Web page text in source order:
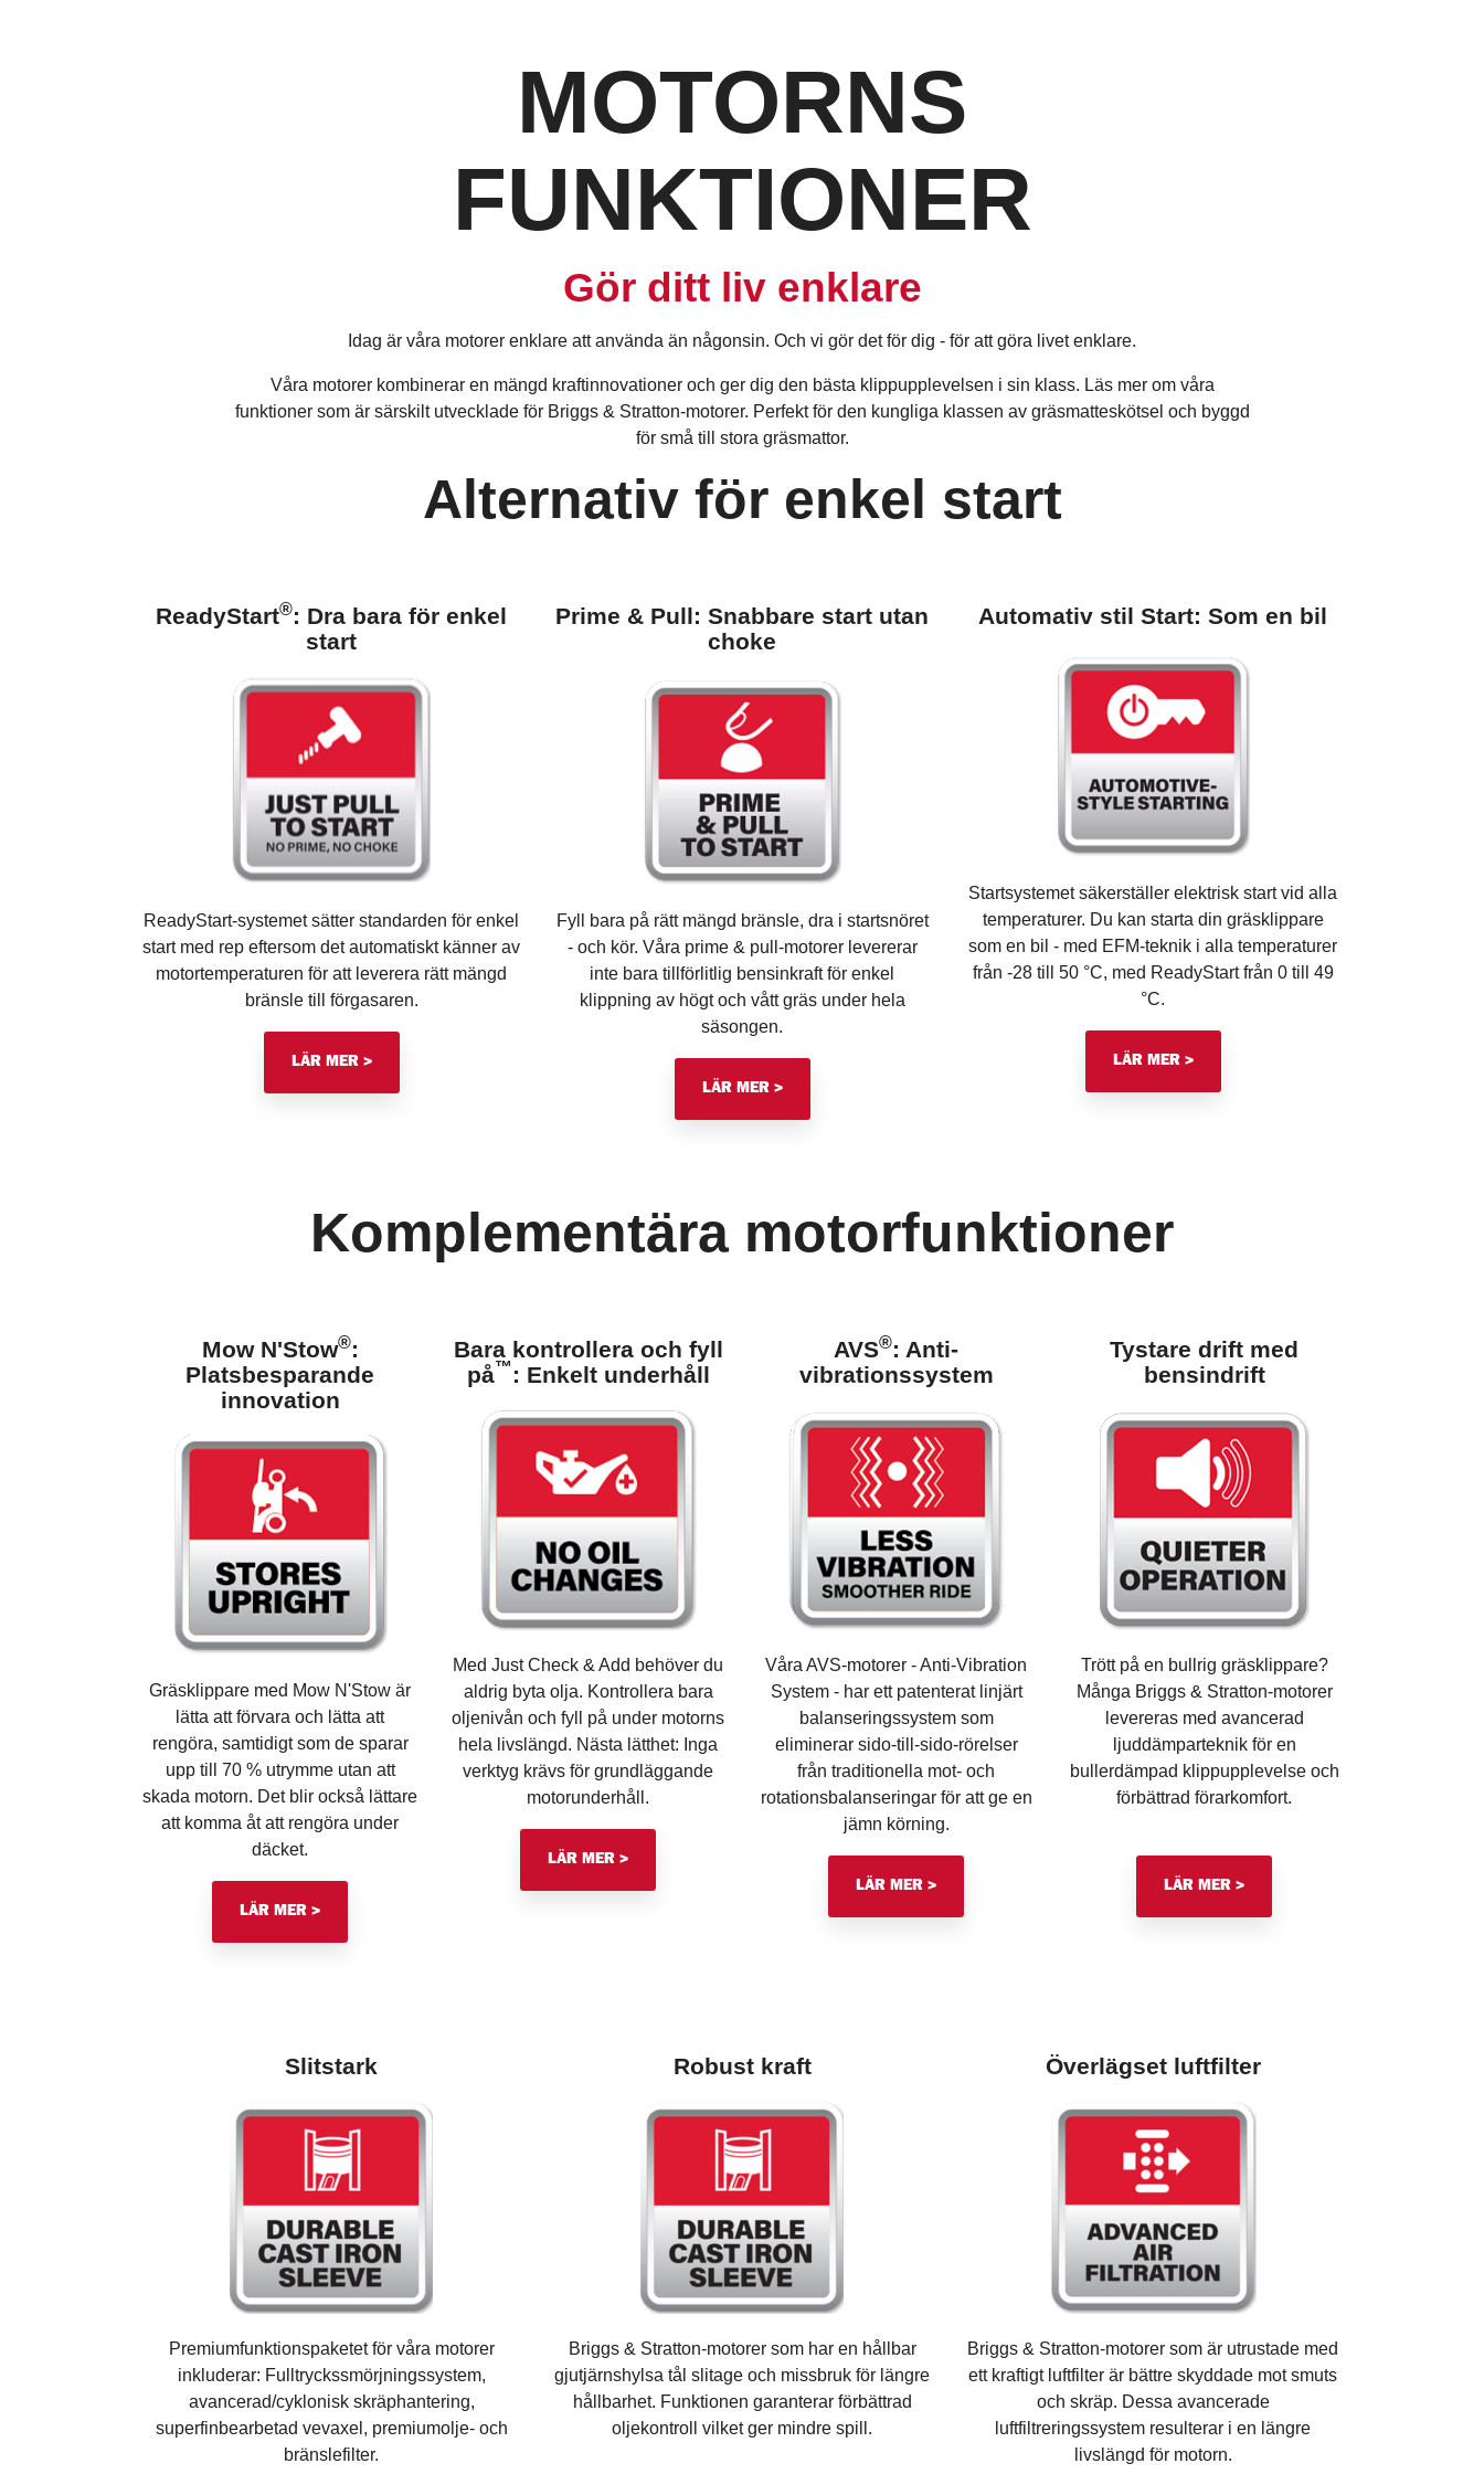
MOTORNS
FUNKTIONER
Gör ditt liv enklare
Idag är våra motorer enklare att använda än någonsin. Och vi gör det för dig - för att göra livet enklare.
Våra motorer kombinerar en mängd kraftinnovationer och ger dig den bästa klippupplevelsen i sin klass. Läs mer om våra
funktioner som är särskilt utvecklade för Briggs & Stratton-motorer. Perfekt för den kungliga klassen av gräsmatteskötsel och byggd
för små till stora gräsmattor.
Alternativ för enkel start
ReadyStart®: Dra bara för enkel
start
ReadyStart-systemet sätter standarden för enkel
start med rep eftersom det automatiskt känner av
motortemperaturen för att leverera rätt mängd
bränsle till förgasaren.
LÄR MER >
Prime & Pull: Snabbare start utan
choke
Fyll bara på rätt mängd bränsle, dra i startsnöret
- och kör. Våra prime & pull-motorer levererar
inte bara tillförlitlig bensinkraft för enkel
klippning av högt och vått gräs under hela
säsongen.
LÄR MER >
Automativ stil Start: Som en bil
Startsystemet säkerställer elektrisk start vid alla
temperaturer. Du kan starta din gräsklippare
som en bil - med EFM-teknik i alla temperaturer
från -28 till 50 °C, med ReadyStart från 0 till 49
°C.
LÄR MER >
Komplementära motorfunktioner
Mow N'Stow®:
Platsbesparande
innovation
Gräsklippare med Mow N'Stow är
lätta att förvara och lätta att
rengöra, samtidigt som de sparar
upp till 70 % utrymme utan att
skada motorn. Det blir också lättare
att komma åt att rengöra under
däcket.
LÄR MER >
Bara kontrollera och fyll
på™ : Enkelt underhåll
Med Just Check & Add behöver du
aldrig byta olja. Kontrollera bara
oljenivån och fyll på under motorns
hela livslängd. Nästa lätthet: Inga
verktyg krävs för grundläggande
motorunderhåll.
LÄR MER >
AVS®: Anti-
vibrationssystem
Våra AVS-motorer - Anti-Vibration
System - har ett patenterat linjärt
balanseringssystem som
eliminerar sido-till-sido-rörelser
från traditionella mot- och
rotationsbalanseringar för att ge en
jämn körning.
LÄR MER >
Tystare drift med
bensindrift
Trött på en bullrig gräsklippare?
Många Briggs & Stratton-motorer
levereras med avancerad
ljuddämparteknik för en
bullerdämpad klippupplevelse och
förbättrad förarkomfort.
LÄR MER >
Slitstark
Premiumfunktionspaketet för våra motorer
inkluderar: Fulltryckssmörjningssystem,
avancerad/cyklonisk skräphantering,
superfinbearbetad vevaxel, premiumolje- och
bränslefilter.
Robust kraft
Briggs & Stratton-motorer som har en hållbar
gjutjärnshylsa tål slitage och missbruk för längre
hållbarhet. Funktionen garanterar förbättrad
oljekontroll vilket ger mindre spill.
Överlägset luftfilter
Briggs & Stratton-motorer som är utrustade med
ett kraftigt luftfilter är bättre skyddade mot smuts
och skräp. Dessa avancerade
luftfiltreringssystem resulterar i en längre
livslängd för motorn.